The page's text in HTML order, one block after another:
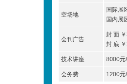
空场地
国际展
国内展
会刊广告
封 面
封 底
技术讲座 8000元
会务费 1200元